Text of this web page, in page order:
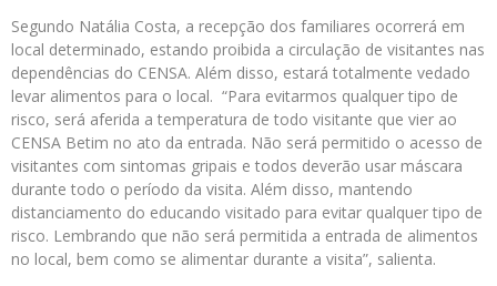
Segundo Natália Costa, a recepção dos familiares ocorrerá em
local determinado, estando proibida a circulação de visitantes nas
dependências do CENSA. Além disso, estará totalmente vedado
levar alimentos para o local. “Para evitarmos qualquer tipo de
risco, será aferida a temperatura de todo visitante que vier ao
CENSA Betim no ato da entrada. Não será permitido o acesso de
visitantes com sintomas gripais e todos deverão usar máscara
durante todo o período da visita. Além disso, mantendo
distanciamento do educando visitado para evitar qualquer tipo de
risco. Lembrando que não será permitida a entrada de alimentos
no local, bem como se alimentar durante a visita”, salienta.